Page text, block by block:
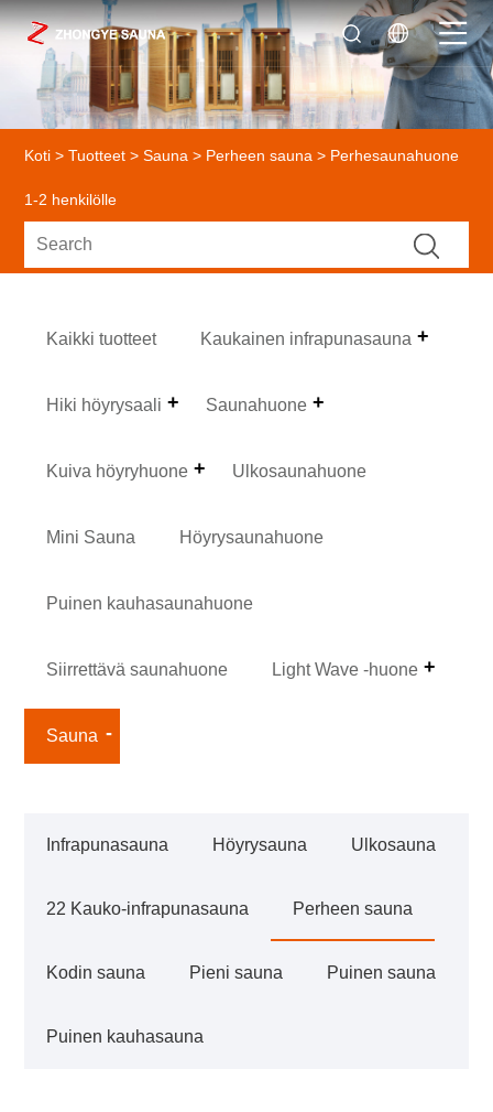
Koti > Tuotteet >Sauna > Perheen sauna > Perhesaunahuone
1-2 henkilölle
Kaikki tuotteet Kaukainen infrapunasauna
Hiki höyrysaali Saunahuone
Kuiva höyryhuone Ulkosaunahuone
Mini Sauna Höyrysaunahuone
Puinen kauhasaunahuone
Siirrettävä saunahuone Light Wave -huone
Sauna
Infrapunasauna Höyrysauna Ulkosauna
22 Kauko-infrapunasauna Perheen sauna
Kodin sauna Pieni sauna Puinen sauna
Puinen kauhasauna